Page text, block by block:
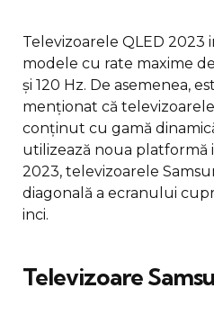
Televizoarele QLED 2023
modele cu rate maxime
și 120 Hz. De asemenea,
menționat că
conținut cu gamă
utilizează noua platformă
2023, televizoarele
diagonală a ecranului
inci.
Televizoare